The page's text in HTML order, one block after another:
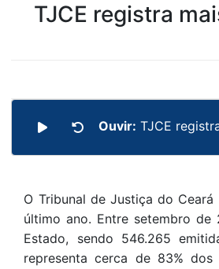
TJCE registra
Ouvir: TJCE
O Tribunal de Justiça do
último ano. Entre setembro
Estado, sendo 546.265
representa cerca de 83%